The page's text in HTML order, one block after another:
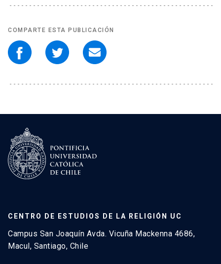
COMPARTE ESTA PUBLICACIÓN
CENTRO DE ESTUDIOS DE LA RELIGIÓN UC
Campus San Joaquín Avda. Vicuña Mackenna 4686,
Macul, Santiago, Chile